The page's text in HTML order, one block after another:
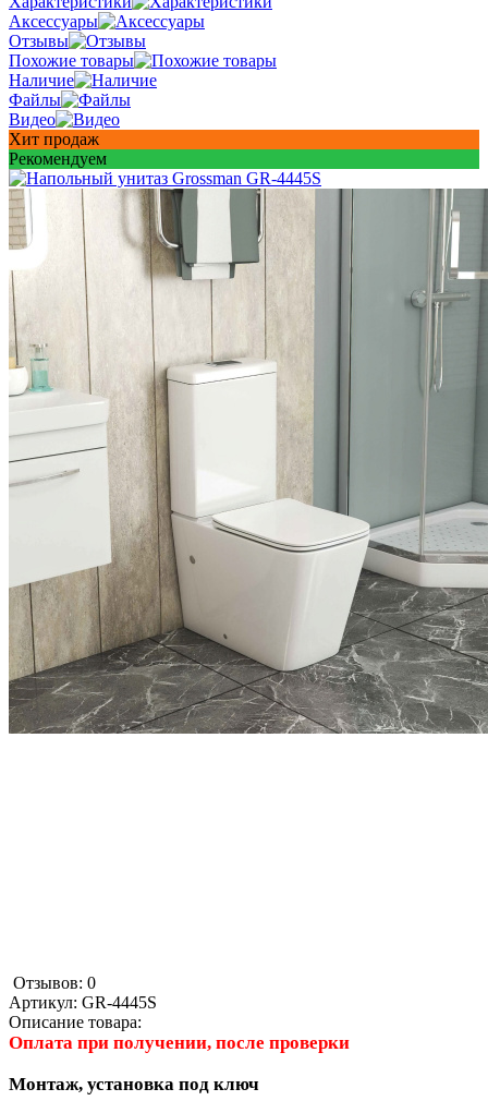
Аксессуары
Отзывы
Похожие товары
Наличие
Файлы
Видео
Хит продаж
Рекомендуем
Отзывов: 0
Артикул: GR-4445S
Описание товара:
Оплата при получении, после проверки
Монтаж, установка под ключ